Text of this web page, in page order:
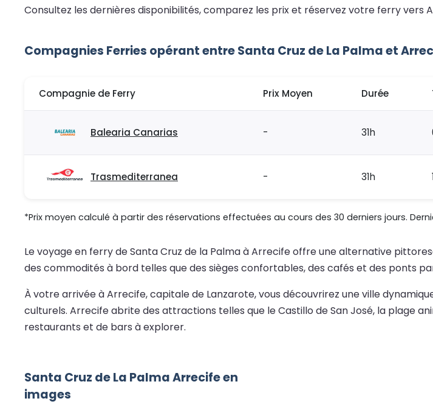
Consultez les dernières disponibilités, comparez les prix et réservez votre ferry vers
Compagnies Ferries opérant entre Santa Cruz de La Palma et
Compagnie de Ferry Prix Moyen Durée
Balearia Canarias - 31h
Trasmediterranea - 31h
*Prix moyen calculé à partir des réservations effectuées au cours des 30 derniers jours.
Le voyage en ferry de Santa Cruz de la Palma à Arrecife offre une alternative
des commodités à bord telles que des sièges confortables, des cafés et des ponts
À votre arrivée à Arrecife, capitale de Lanzarote, vous découvrirez une ville
culturels. Arrecife abrite des attractions telles que le Castillo de San José, la plage
restaurants et de bars à explorer.
Santa Cruz de La Palma Arrecife en
images